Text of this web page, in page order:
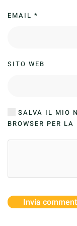
EMAIL *
SITO WEB
SALVA IL MIO
BROWSER PER
Invia